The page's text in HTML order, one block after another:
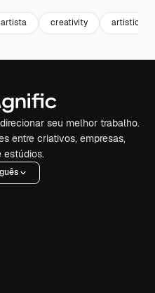
artista creativity artistic
seu melhor trabalho.
entre criativos, empresas,
estúdios.